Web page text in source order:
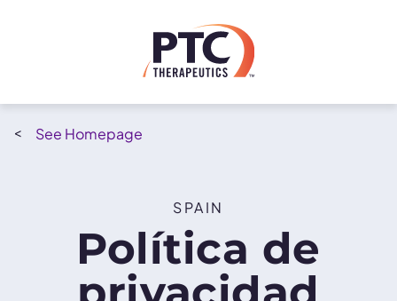
Homepage
SPAIN
Política de